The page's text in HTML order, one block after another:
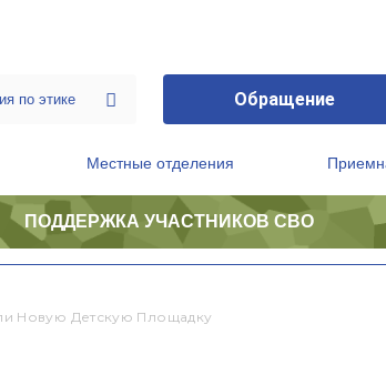
Обращение
Местные отделения
ПОДДЕРЖКА УЧАСТНИКОВ СВО
Новую Детскую Площадку